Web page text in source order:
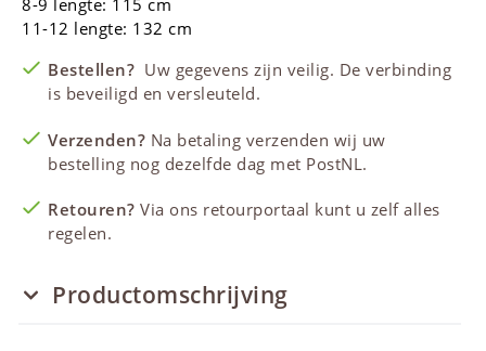
8-9 lengte: 115 cm
11-12 lengte: 132 cm
Bestellen? Uw gegevens zijn veilig. De verbinding
is beveiligd en versleuteld.
Verzenden? Na betaling verzenden wij uw
bestelling nog dezelfde dag met PostNL.
Retouren? Via ons retourportaal kunt u zelf alles
regelen.
Productomschrijving